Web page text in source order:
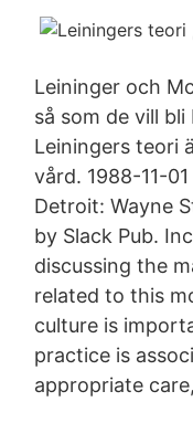
Leininger och
så som de vill
Leiningers teori
vård. 1988-11-
Detroit: Wayne
by Slack Pub.
discussing the
related to this
culture is
practice is
appropriate